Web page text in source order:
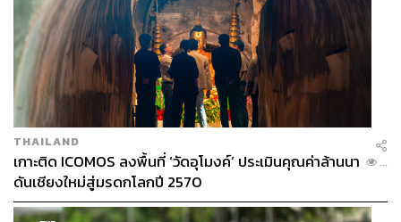
TAGS: จับตาประชุมโลกร้อน COP26
World Leader Summit
Net Zero Emissions
สิ่งแวดล้อม
Climate Change
ภาวะโลกร้อน
Key Messages
THAILAND
เกาะติด ICOMOS ลงพื้นที่ ‘วัดอุโมงค์’ ประเมินคุณค่าล้านนา
ดันเชียงใหม่สู่มรดกโลกปี 2570
...